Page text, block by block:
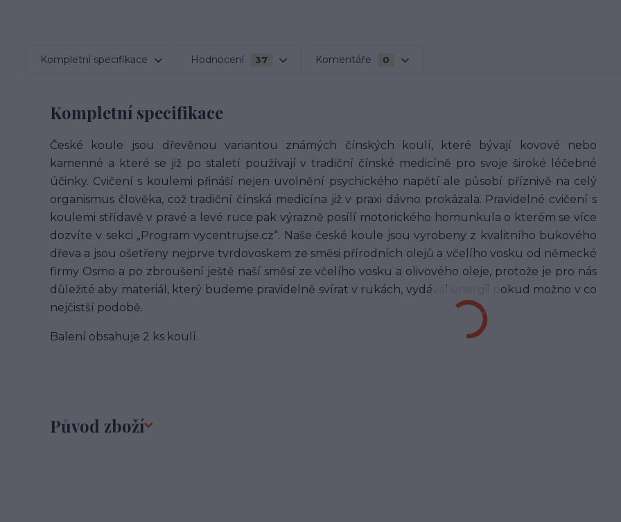
Kompletní specifikace Hodnocení 37 Komentáře 0
Kompletní specifikace
České koule jsou dřevěnou variantou známých čínských koulí, které bývají kovové nebo
kamenné a které se již po staletí používají v tradiční čínské medicíně pro svoje široké léčebné
účinky. Cvičení s koulemi přináší nejen uvolnění psychického napětí ale působí příznivě na celý
organismus člověka, což tradiční čínská medicína již v praxi dávno prokázala. Pravidelné cvičení s
koulemi střídavě v pravé a levé ruce pak výrazně posílí motorického homunkula o kterém se více
dozvíte v sekci „Program vycentrujse.cz“. Naše české koule jsou vyrobeny z kvalitního bukového
dřeva a jsou ošetřeny nejprve tvrdovoskem ze směsi přírodních olejů a včelího vosku od německé
firmy Osmo a po zbroušení ještě naší směsí ze včelího vosku a olivového oleje, protože je pro nás
důležité aby materiál, který budeme pravidelně svírat v rukách, vydával energii pokud možno v co
nejčistší podobě.
Balení obsahuje 2 ks koulí.
Původ zboží